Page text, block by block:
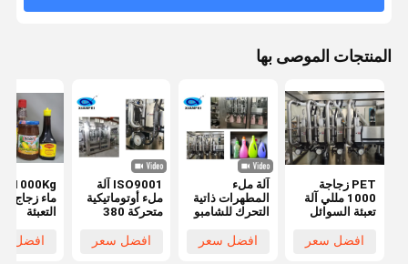
المنتجات الموصى بها
PET زجاجة
1000 مللي آلة
تعبئة السوائل
SUS316L آلة
تعبئة المنظفات
افضل سعر
آلة ملء
المطهرات ذاتية
التحرك للشامبو
افضل سعر
ISO9001 آلة
ملء أوتوماتيكية
متحركة 380
افضل سعر
ماء زجاج
التعبئة
صلصة
افضل